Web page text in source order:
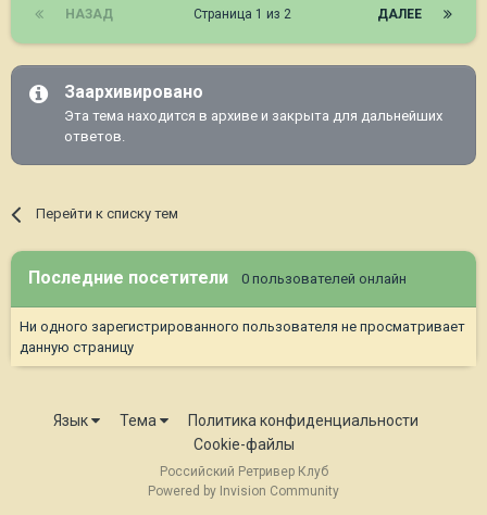
НАЗАД ДАЛЕЕ
Страница 1 из 2
Заархивировано
Эта тема находится в архиве и закрыта для дальнейших
ответов.
Перейти к списку тем
Последние посетители 0 пользователей онлайн
Ни одного зарегистрированного пользователя не просматривает
данную страницу
Язык Тема
Политика конфиденциальности
Cookie-файлы
Российский Ретривер Клуб
Powered by Invision Community